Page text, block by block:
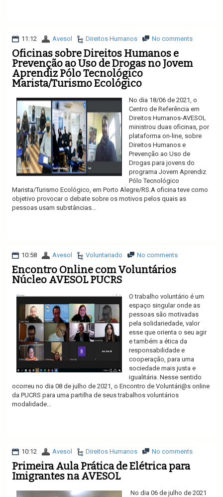
11:12 Avesol Direitos Humanos No comments
Oficinas sobre Direitos Humanos e
Prevenção ao Uso de Drogas no Jovem
Aprendiz Pólo Tecnológico
Marista/Turismo Ecológico
No dia 18/06 de 2021, o
Centro de Referência em
Direitos Humanos-AVESOL
ministrou duas oficinas, por
plataforma on-line, sobre
Direitos Humanos e
Prevenção ao Uso de
Drogas para jovens do
programa Jovem Aprendiz
Pólo Tecnológico
Marista/Turismo Ecológico, em Porto Alegre/RS.A oficina teve como
objetivo provocar o debate sobre os motivos pelos quais as
pessoas usam substâncias...
10:58 Avesol Voluntariado No comments
Encontro Online com Voluntários
Núcleo AVESOL PUCRS
O trabalho voluntário é um
espaço singular onde as
pessoas são motivadas
pela solidariedade, valor
esse que orienta o seu agir
e também a ética da
responsabilidade e
cooperação, para uma
sociedade mais justa e
igualitária. Nesse sentido
ocorreu no dia 08 de julho de 2021, o Encontro de Voluntári@s online
da PUCRS para uma partilha de seus trabalhos voluntários
modalidade...
10:12 Avesol Direitos Humanos No comments
Primeira Aula Prática de Elétrica para
Imigrantes na AVESOL
No dia 06 de julho de 2021